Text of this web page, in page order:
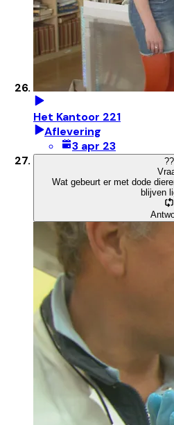
Het Kantoor 221
Aflevering
3 apr 23
??
Wat gebeurt er met dode
blijven